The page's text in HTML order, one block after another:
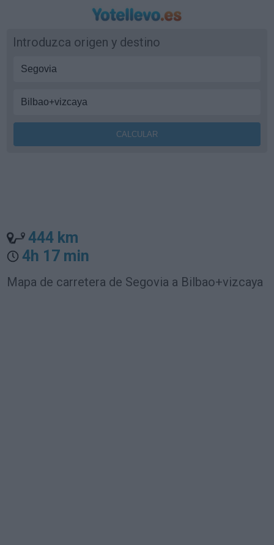
Introduzca origen y destino
444 km
4h 17 min
Mapa de carretera de Segovia a Bilbao+vizcaya